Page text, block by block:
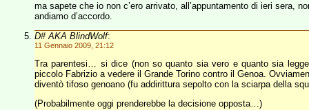
ma sapete che io non c’ero arrivato, all’appuntamento di ieri sera,
andiamo d’accordo.
D# AKA BlindWolf:
11 Gennaio 2009, 21:12
Tra parentesi… si dice (non so quanto sia vero e quanto sia
piccolo Fabrizio a vedere il Grande Torino contro il Genoa.
diventò tifoso genoano (fu addirittura sepolto con la sciarpa della
(Probabilmente oggi prenderebbe la decisione opposta…)